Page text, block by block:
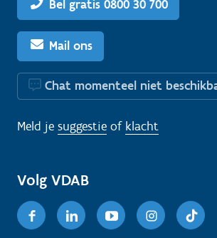
Bel gratis 0800 30 700
Mail ons
Chat momenteel niet
Meld je suggestie of klacht
Volg VDAB
FacebookLinkedinYoutube